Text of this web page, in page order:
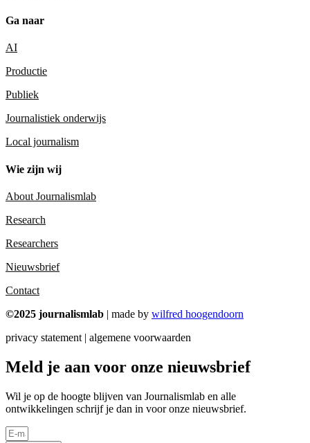
Ga naar
AI
Productie
Publiek
Journalistiek onderwijs
Local journalism
Wie zijn wij
About Journalismlab
Research
Researchers
Nieuwsbrief
Contact
©2025 journalismlab | made by wilfred hoogendoorn
privacy statement | algemene voorwaarden
Meld je aan voor onze nieuwsbrief
Wil je op de hoogte blijven van Journalismlab en alle
ontwikkelingen schrijf je dan in voor onze nieuwsbrief.